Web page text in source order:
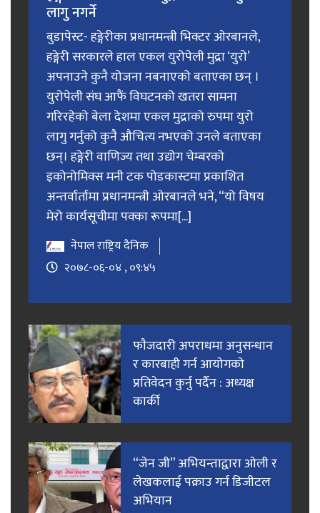
लागु नगर्ने
बुडापेस्ट- हङ्गेरीका प्रधानमन्त्री भिक्टर ओरबानले,
हङ्गेरी सरकारले हाल एकल युरोपेली मुद्रा ‘युरो’
अपनाउने कुनै योजना नबनाएको बताएका छन् ।
युरोपेली संघ आफैं विघटनको खतरा सामना
गरिरहेको बेला देशमा एकल मुद्राको रुपमा युरो
लागु गर्नुको कुनै औचित्य नभएको उनले बताएका
छन्। हङ्गेरी वाणिज्य तथा उद्योग चेम्बरको
इकोनोमिक्स मनी टक पोडकास्टमा प्रकाशित
अन्तर्वार्तामा प्रधानमन्त्री ओरबानले भने, “यो विषय
मेरो कार्यसूचीमा पक्का रूपमा[...]
नेपाल राष्ट्रिय दैनिक
२०७८-०६-०४ , ०९:४५
फाैजदारी अपराधमा अनुसन्धान
र कारबाही गर्न आयाेगकाे
प्रतिवेदन कुर्नु पर्दैन : अध्यक्ष
कार्की
“जेन जी” अभियन्ताद्वारा ओली र
लेखकलाई पक्राउ गर्न डिजीटल
अभियान